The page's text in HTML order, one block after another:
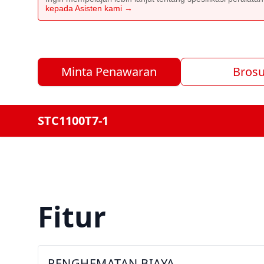
kepada Asisten kami →
Minta Penawaran
STC1100T7-1
Fitur